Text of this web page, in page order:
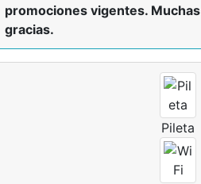
promociones vigentes. Muchas
gracias.
Pileta